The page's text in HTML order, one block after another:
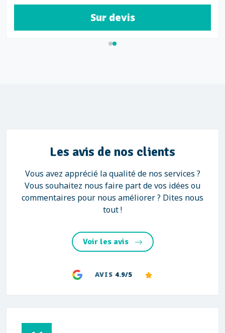
Sur devis
Les avis de nos clients
Vous avez apprécié la qualité de nos services ?
Vous souhaitez nous faire part de vos idées ou
commentaires pour nous améliorer ? Dites nous
tout !
Voir les avis
AVIS 4.9/5